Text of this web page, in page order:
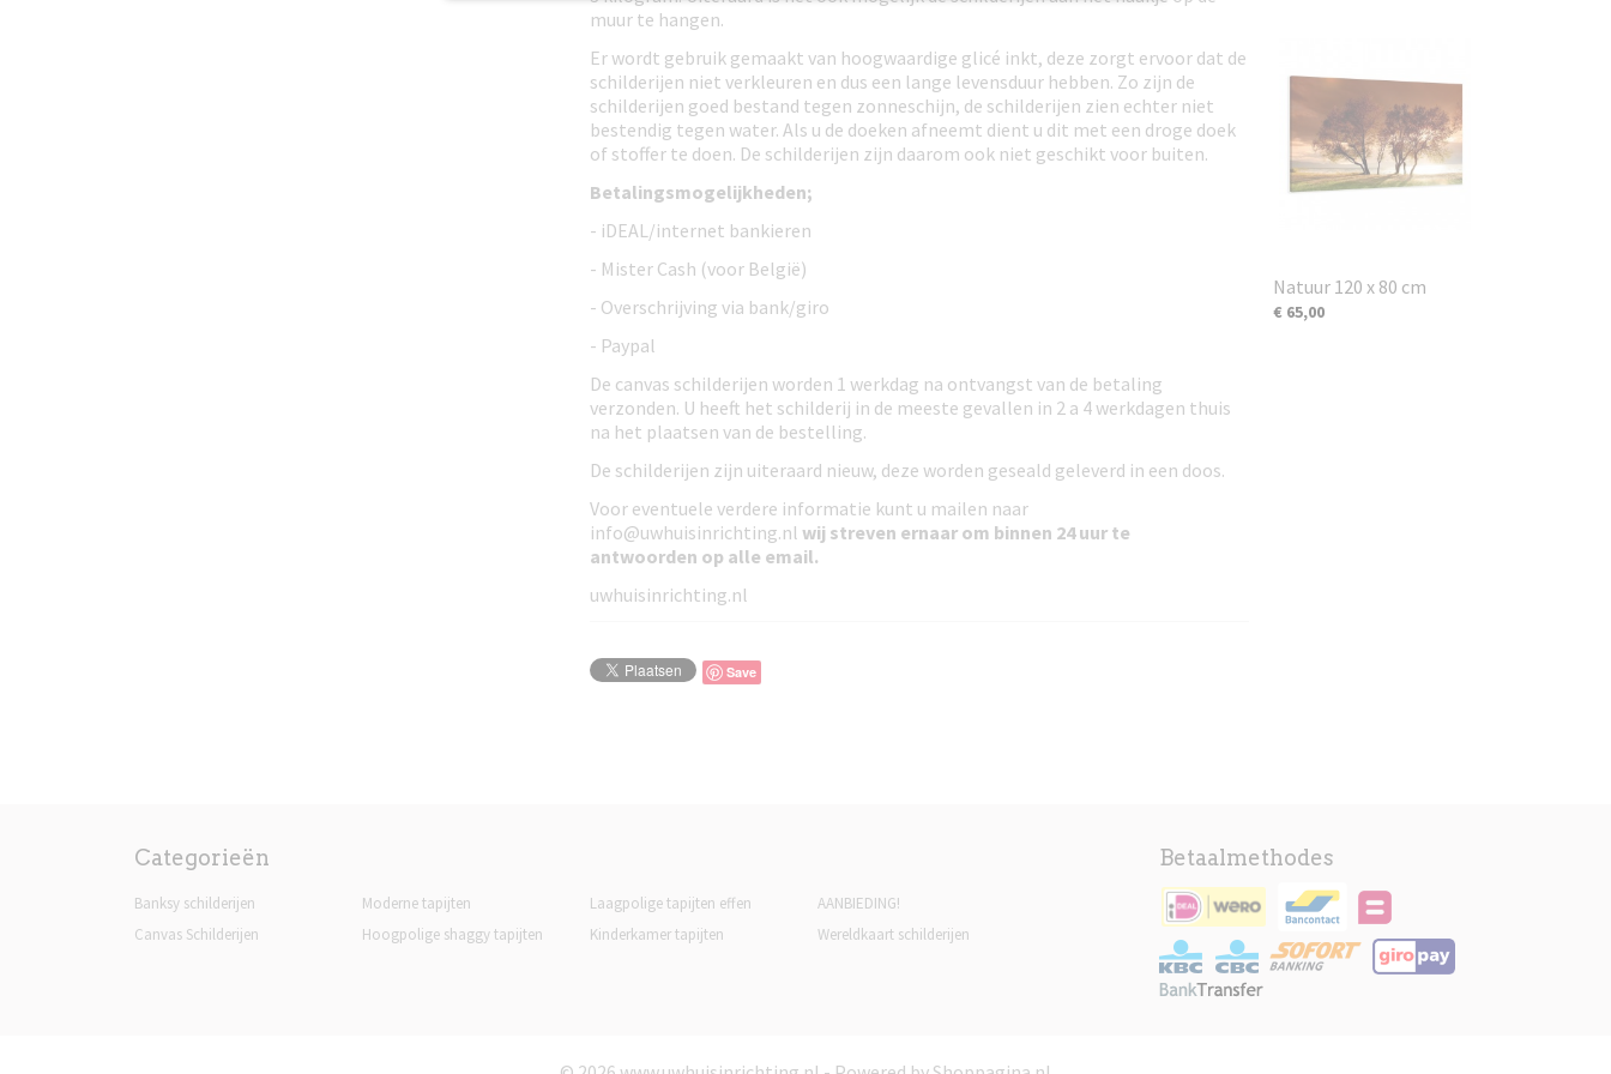
muur te hangen.
Er wordt gebruik gemaakt van hoogwaardige glicé inkt, deze zorgt ervoor dat de
schilderijen niet verkleuren en dus een lange levensduur hebben. Zo zijn de
schilderijen goed bestand tegen zonneschijn, de schilderijen zien echter niet
bestendig tegen water. Als u de doeken afneemt dient u dit met een droge doek
of stoffer te doen. De schilderijen zijn daarom ook niet geschikt voor buiten.
Betalingsmogelijkheden;
- iDEAL/internet bankieren
- Mister Cash (voor België)
- Overschrijving via bank/giro
- Paypal
De canvas schilderijen worden 1 werkdag na ontvangst van de betaling
verzonden. U heeft het schilderij in de meeste gevallen in 2 a 4 werkdagen thuis
na het plaatsen van de bestelling.
De schilderijen zijn uiteraard nieuw, deze worden geseald geleverd in een doos.
Voor eventuele verdere informatie kunt u mailen naar
info@uwhuisinrichting.nl wij streven ernaar om binnen 24 uur te
antwoorden op alle email.
uwhuisinrichting.nl
Save
Natuur 120 x 80 cm
€ 65,00
Categorieën
Banksy schilderijen
Canvas Schilderijen
Moderne tapijten
Hoogpolige shaggy tapijten
Laagpolige tapijten effen
Kinderkamer tapijten
AANBIEDING!
Wereldkaart schilderijen
Betaalmethodes